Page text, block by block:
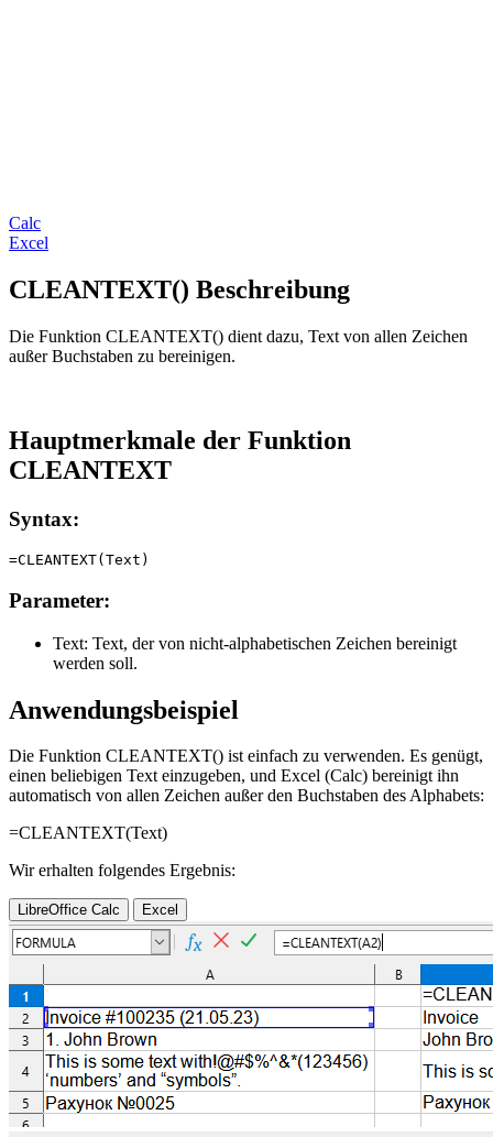
Calc
Excel
CLEANTEXT() Beschreibung
Die Funktion CLEANTEXT() dient dazu, Text von allen Zeichen
außer Buchstaben zu bereinigen.
Hauptmerkmale der Funktion
CLEANTEXT
Syntax:
Parameter:
Text: Text, der von nicht-alphabetischen Zeichen bereinigt
werden soll.
Anwendungsbeispiel
Die Funktion CLEANTEXT() ist einfach zu verwenden. Es genügt,
einen beliebigen Text einzugeben, und Excel (Calc) bereinigt ihn
automatisch von allen Zeichen außer den Buchstaben des Alphabets:
=CLEANTEXT(Text)
Wir erhalten folgendes Ergebnis:
LibreOffice Calc Excel